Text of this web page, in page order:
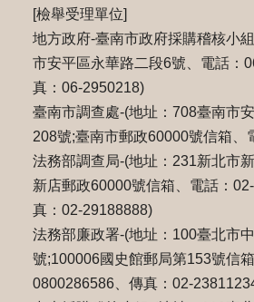
[檢舉受理單位]
地方政府-臺南市政府採購稽核小
市安平區永華路二段6號、電話：
真：06-2950218)
臺南市調查處-(地址：708臺南市
208號;臺南市郵政60000號信箱、
法務部調查局-(地址：231新北市
新店郵政60000號信箱、電話：
真：02-29188888)
法務部廉政署-(地址：100臺北市
號;100006國史館郵局第153號信箱
0800286586、傳真：02-